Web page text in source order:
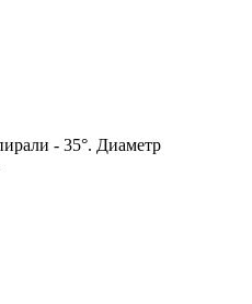
- 35°. Диаметр